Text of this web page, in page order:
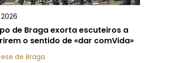
de Braga exorta escuteiros a
o sentido de «dar comVida»
de Braga